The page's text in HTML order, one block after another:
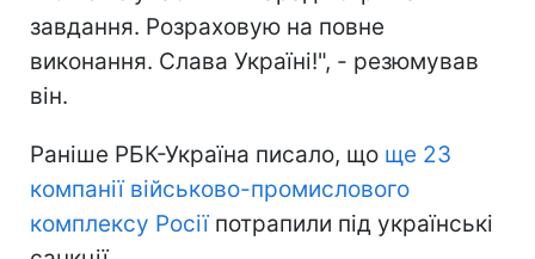
завдання. Розраховую на повне
виконання. Слава Україні!", - резюмував
він.
Раніше РБК-Україна писало, що ще 23
компанії військово-промислового
комплексу Росіїпотрапили під українські